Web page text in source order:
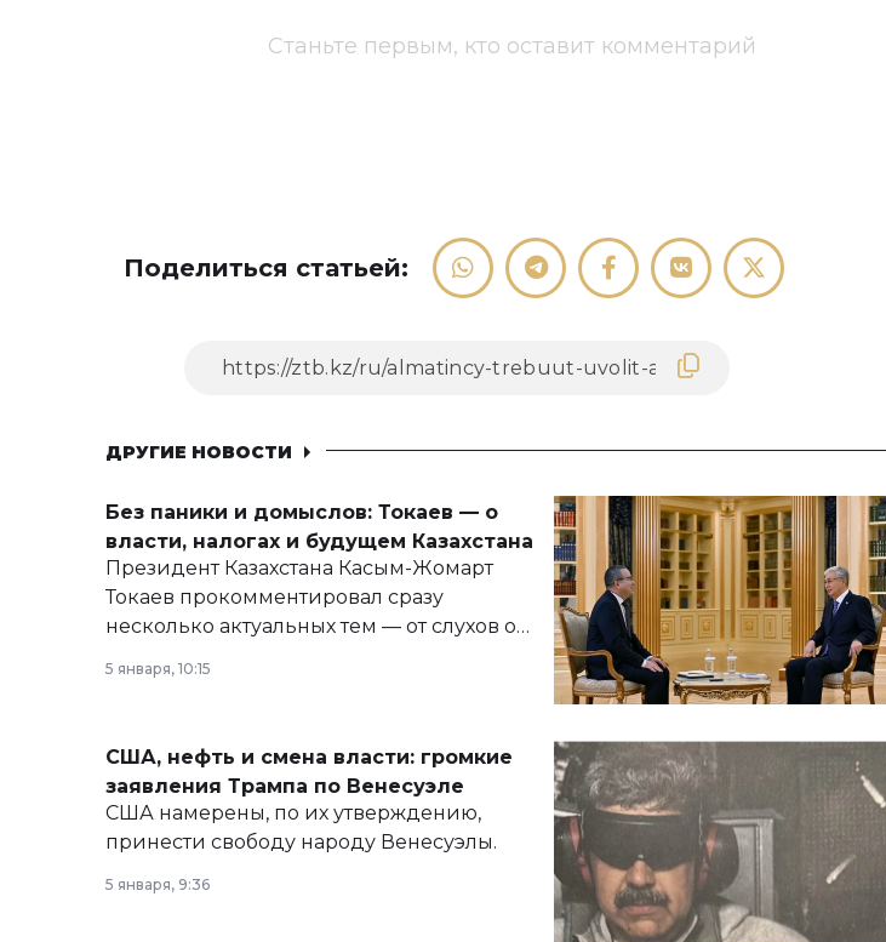
Станьте первым, кто оставит комментарий
Поделиться статьей:
ДРУГИЕ НОВОСТИ
Без паники и домыслов: Токаев — о
власти, налогах и будущем Казахстана
Президент Казахстана Касым-Жомарт
Токаев прокомментировал сразу
несколько актуальных тем — от слухов о
армии, экономики и личного здоровья.
5 января, 10:15
США, нефть и смена власти: громкие
заявления Трампа по Венесуэле
США намерены, по их утверждению,
принести свободу народу Венесуэлы.
5 января, 9:36